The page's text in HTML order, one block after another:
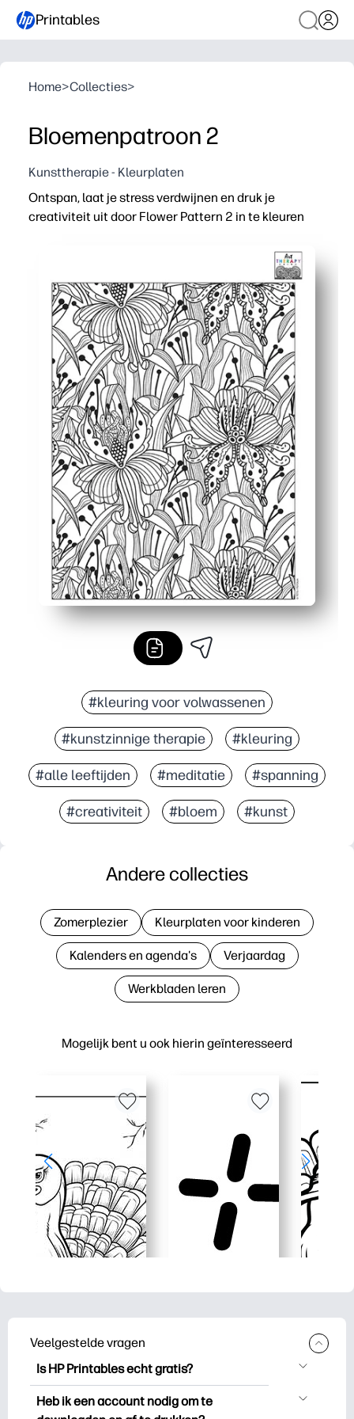
Printables
Home>Collecties>
Bloemenpatroon 2
Kunsttherapie - Kleurplaten
Ontspan, laat je stress verdwijnen en druk je
creativiteit uit door Flower Pattern 2 in te kleuren
Geen voorbereiding: gewoon printen en kleuren voor
Het ingewikkelde bloemenpatroon stimuleert focus,
Ontwikkelt fijne motoriek en
Herdruk indien nodig - perfect voor vroege
#kleuring voor volwassenen
#kunstzinnige therapie #kleuring
#alle leeftijden #meditatie #spanning
#creativiteit #bloem #kunst
Mogelijk bent u ook hierin geïnteresseerd
Andere collecties
Zomerplezier Kleurplaten voor kinderen
Kalenders en agenda's Verjaardag
Werkbladen leren
Veelgestelde vragen
Is HP Printables echt gratis?
HP Printables biedt meer dan 2.500
gratis printables om te downloaden en
Heb ik een account nodig om te